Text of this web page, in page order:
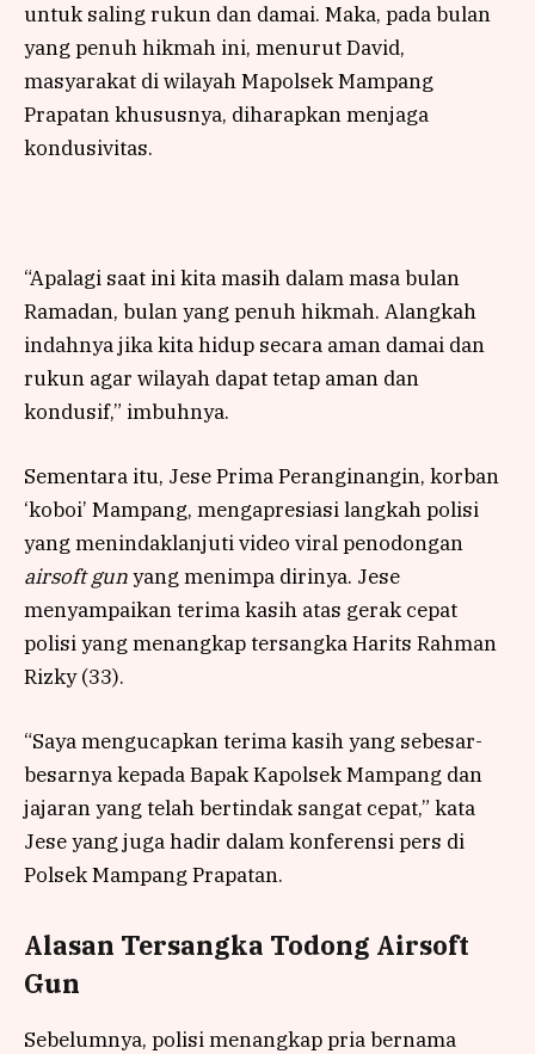
untuk saling rukun dan damai. Maka, pada bulan
yang penuh hikmah ini, menurut David,
masyarakat di wilayah Mapolsek Mampang
Prapatan khususnya, diharapkan menjaga
kondusivitas.
“Apalagi saat ini kita masih dalam masa bulan
Ramadan, bulan yang penuh hikmah. Alangkah
indahnya jika kita hidup secara aman damai dan
rukun agar wilayah dapat tetap aman dan
kondusif,” imbuhnya.
Sementara itu, Jese Prima Peranginangin, korban
‘koboi’ Mampang, mengapresiasi langkah polisi
yang menindaklanjuti video viral penodongan
airsoft gunyang menimpa dirinya. Jese
menyampaikan terima kasih atas gerak cepat
polisi yang menangkap tersangka Harits Rahman
Rizky (33).
“Saya mengucapkan terima kasih yang sebesar-
besarnya kepada Bapak Kapolsek Mampang dan
jajaran yang telah bertindak sangat cepat,” kata
Jese yang juga hadir dalam konferensi pers di
Polsek Mampang Prapatan.
Alasan Tersangka Todong Airsoft
Gun
Sebelumnya, polisi menangkap pria bernama